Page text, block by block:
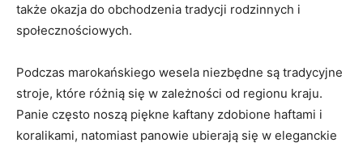
⁢także ​okazja do obchodzenia tradycji rodzinnych i
⁢społecznościowych.
Podczas marokańskiego wesela niezbędne⁢ są ⁢tradycyjne
stroje, które różnią się w zależności od regionu kraju.
⁢Panie często noszą piękne‍ kaftany zdobione​ haftami i
koralikami, natomiast‍ panowie ubierają się w eleganckie